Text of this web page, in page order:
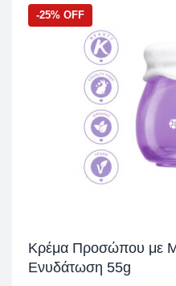
-25% OFF
Κρέμα Προσώπου με
Ενυδάτωση 55g